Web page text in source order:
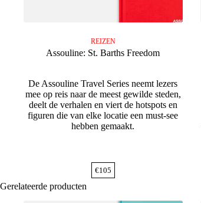
REIZEN
Assouline: St. Barths Freedom
De Assouline Travel Series neemt lezers
mee op reis naar de meest gewilde steden,
deelt de verhalen en viert de hotspots en
figuren die van elke locatie een must-see
hebben gemaakt.
€105
Gerelateerde producten